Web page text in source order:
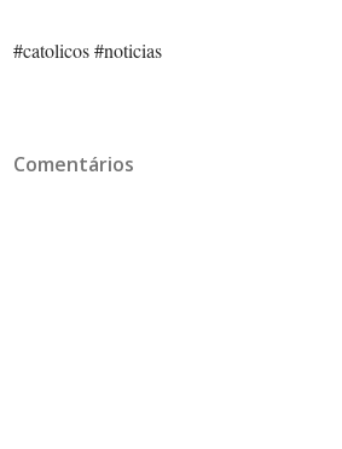
#catolicos#noticias
Comentários